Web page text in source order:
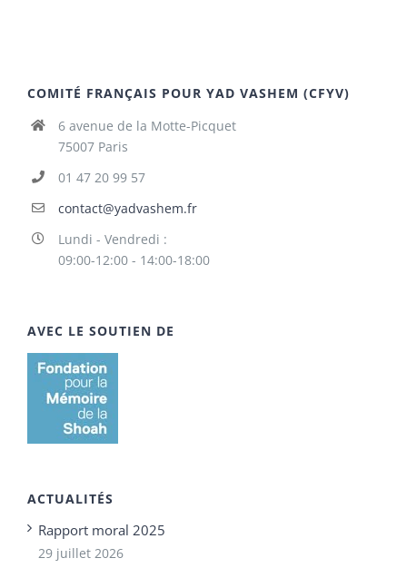
COMITÉ FRANÇAIS POUR YAD VASHEM (CFYV)
6 avenue de la Motte-Picquet
75007 Paris
01 47 20 99 57
contact@yadvashem.fr
Lundi - Vendredi :
09:00-12:00 - 14:00-18:00
AVEC LE SOUTIEN DE
ACTUALITÉS
Rapport moral 2025
29 juillet 2026